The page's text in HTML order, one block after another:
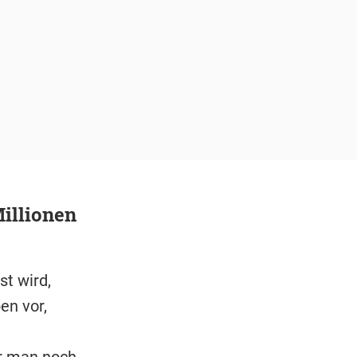
wird,
vor,